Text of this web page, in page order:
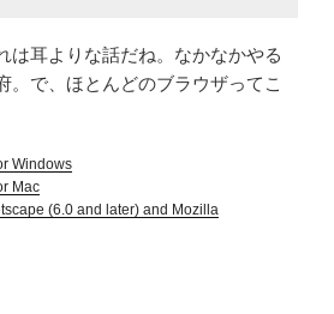
は耳よりな話だね。なかなかやる
。で、ほとんどのブラウザってこ
Windows
Mac
(6.0 and later) and Mozilla